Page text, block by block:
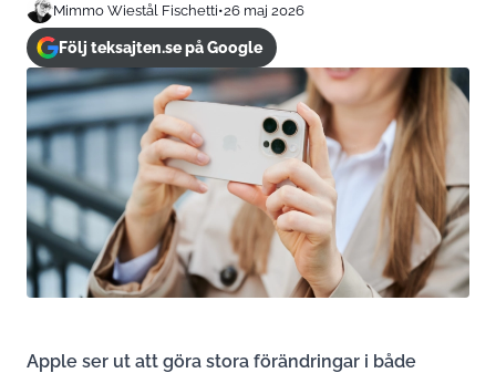
Mimmo Wiestål Fischetti•26 maj 2026
Följ teksajten.se på Google
Apple ser ut att göra stora förändringar i både